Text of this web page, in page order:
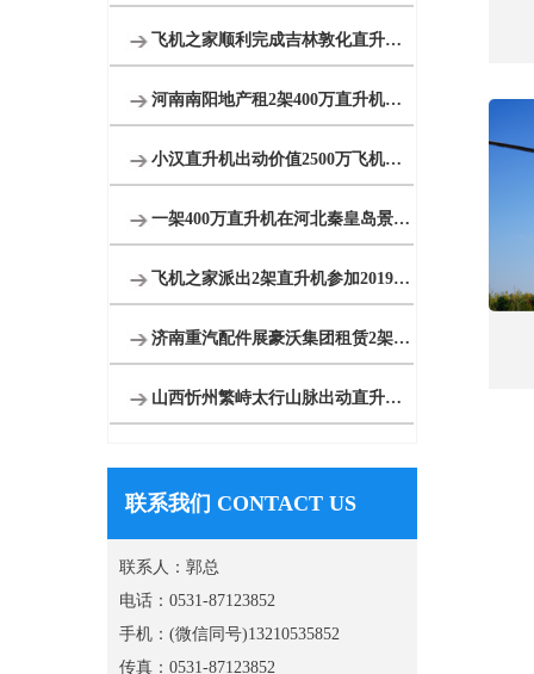
飞机之家顺利完成吉林敦化直升机航测
河南南阳地产租2架400万直升机空中看房
小汉直升机出动价值2500万飞机完成2次马拉松直升机航拍直播
一架400万直升机在河北秦皇岛景区体验飞行
飞机之家派出2架直升机参加2019沈阳法库航展
济南重汽配件展豪沃集团租赁2架直升机庆典
山西忻州繁峙太行山脉出动直升机禁毒
联系我们 CONTACT US
联系人：郭总
电话：0531-87123852
手机：(微信同号)13210535852
传真：0531-87123852